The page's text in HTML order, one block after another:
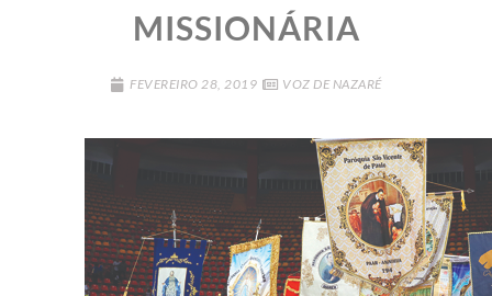
MISSIONÁRIA
FEVEREIRO 28, 2019 VOZ DE NAZARÉ